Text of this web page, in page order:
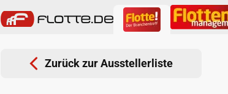
Zurück zur Ausstellerliste